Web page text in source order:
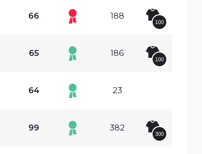
66 188
100
65 186
100
64 23
99 382
300